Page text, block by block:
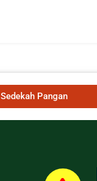
Sedekah Pangan